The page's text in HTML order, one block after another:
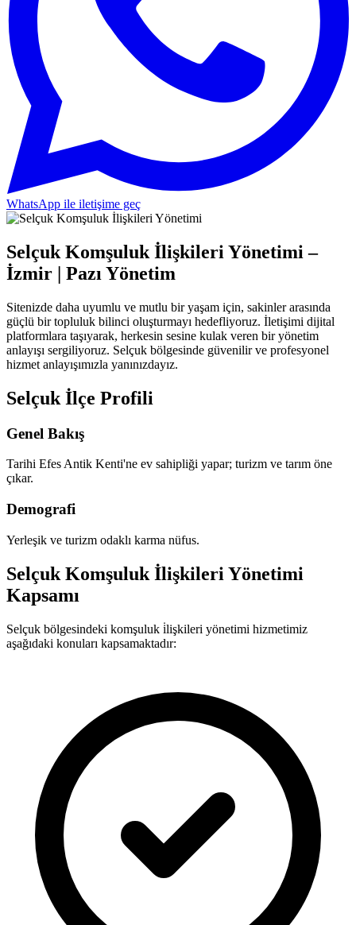
WhatsApp ile iletişime geç
Selçuk Komşuluk İlişkileri Yönetimi –
İzmir | Pazı Yönetim
Sitenizde daha uyumlu ve mutlu bir yaşam için, sakinler arasında
güçlü bir topluluk bilinci oluşturmayı hedefliyoruz. İletişimi dijital
platformlara taşıyarak, herkesin sesine kulak veren bir yönetim
anlayışı sergiliyoruz. Selçuk bölgesinde güvenilir ve profesyonel
hizmet anlayışımızla yanınızdayız.
Selçuk İlçe Profili
Genel Bakış
Tarihi Efes Antik Kenti'ne ev sahipliği yapar; turizm ve tarım öne
çıkar.
Demografi
Yerleşik ve turizm odaklı karma nüfus.
Selçuk Komşuluk İlişkileri Yönetimi
Kapsamı
Selçuk bölgesindeki komşuluk i̇lişkileri yönetimi hizmetimiz
aşağıdaki konuları kapsamaktadır: